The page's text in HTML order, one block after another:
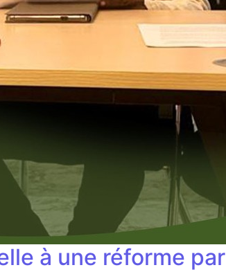
à une réforme